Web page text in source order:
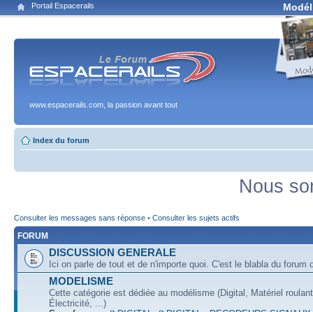
Portail Espacerails
www.espacerails.com, la passion avant tout
Index du forum
Nous
Consulter les messages sans réponse • Consulter les sujets actifs
FORUM
DISCUSSION GENERALE
Ici on parle de tout et de n'importe quoi. C'est le blabla du forum
MODELISME
Cette catégorie est dédiée au modélisme (Digital, Matériel
Électricité, ...)